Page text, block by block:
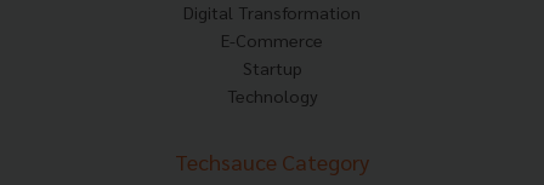
Digital Transformation
E-Commerce
Startup
Technology
Techsauce Category